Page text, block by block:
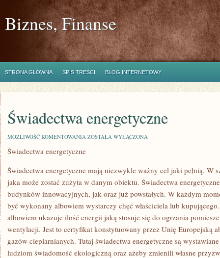
Biznes, Finanse
STRONA GŁÓWNA SPIS TREŚCI BLOG INTERNETOWY
Świadectwa energetyczne
MOŻLIWOŚĆ KOMENTOWANIA ŚWIADECTWA
ZOSTAŁA WYŁĄCZONA
Świadectwa energetyczne
Świadectwa energetyczne mają niezwykle ważny cel jaki pełnią. W
jaka może zostać zużyta w danym obiektu. Świadectwa
budynków innowacyjnych, jak oraz już powstałych. W każdym
być wykonany albowiem wystarczy chęć właściciela lub
albowiem ukazuje ilość energii jaką stosuje się do ogrzania
wentylacji. Jest to certyfikat konstytuowany przez Unię Europejską
gazów cieplarnianych. Tutaj świadectwa energetyczne są
ludziom świadomość ekologiczną oraz ażeby zmienili własne